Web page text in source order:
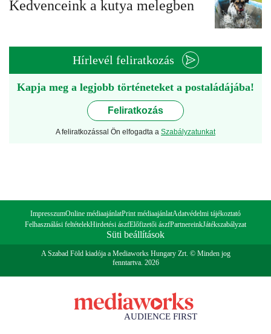
Kedvenceink a kutya melegben
Hírlevél feliratkozás
Kapja meg a legjobb történeteket a postaládájába!
Feliratkozás
A feliratkozással Ön elfogadta a Szabályzatunkat
ImpresszumOnline médiaajánlatPrint médiaajánlatAdatvédelmi tájékoztató
Felhasználási feltételekHirdetési ászfElőfizetői ászfPartnereinkJátékszabályzat
Süti beállítások
A Szabad Föld kiadója a Mediaworks Hungary Zrt. © Minden jog
fenntartva. 2026